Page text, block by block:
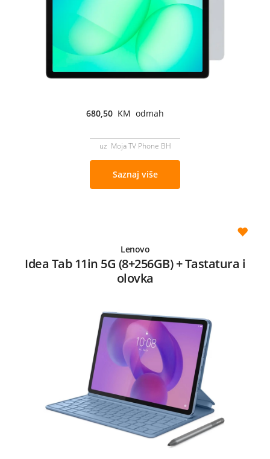
680,50 KM odmah
uz Moja TV Phone BH
Saznaj više
Lenovo
Idea Tab 11in 5G (8+256GB) + Tastatura i
olovka